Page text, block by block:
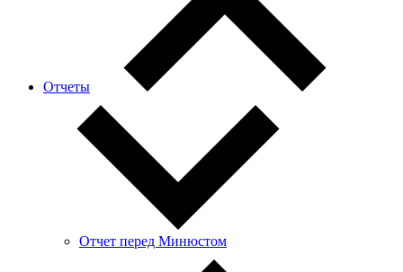
Отчеты
Отчет перед Минюстом